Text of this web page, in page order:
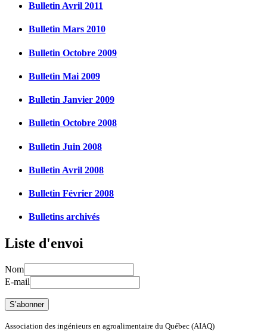
Bulletin Avril 2011
Bulletin Mars 2010
Bulletin Octobre 2009
Bulletin Mai 2009
Bulletin Janvier 2009
Bulletin Octobre 2008
Bulletin Juin 2008
Bulletin Avril 2008
Bulletin Février 2008
Bulletins archivés
Liste d'envoi
Nom
E-mail
Association des ingénieurs en agroalimentaire du Québec (AIAQ)